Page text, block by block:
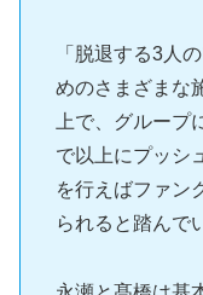
「脱退する3人
めのさまざまな
上で、グループ
で以上にプッシ
を行えばファン
られると踏んで